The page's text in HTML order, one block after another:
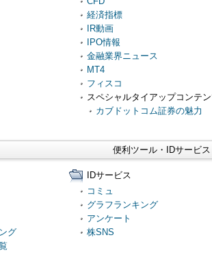
経済指標
IR動画
IPO情報
金融業界ニュース
MT4
フィスコ
スペシャルタイアップコンテ
カブドットコム証券の魅力
便利ツール・IDサービ
グ
IDサービス
コミュ
グラフランキング
アンケート
株SNS